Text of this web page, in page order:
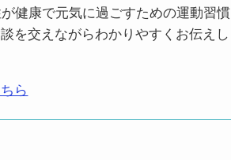
健康で元気に過ごすための運動習慣
を交えながらわかりやすくお伝えし
ら